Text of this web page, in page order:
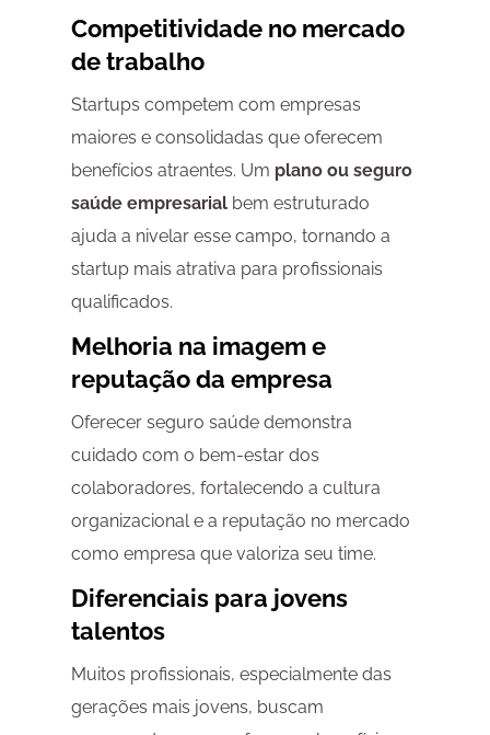
Competitividade no mercado
de trabalho
Startups competem com empresas
maiores e consolidadas que oferecem
benefícios atraentes. Um plano ou seguro
saúde empresarialbem estruturado
ajuda a nivelar esse campo, tornando a
startup mais atrativa para profissionais
qualificados.
Melhoria na imagem e
reputação da empresa
Oferecer seguro saúde demonstra
cuidado com o bem-estar dos
colaboradores, fortalecendo a cultura
organizacional e a reputação no mercado
como empresa que valoriza seu time.
Diferenciais para jovens
talentos
Muitos profissionais, especialmente das
gerações mais jovens, buscam